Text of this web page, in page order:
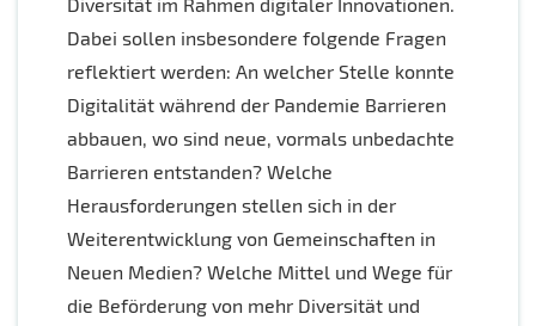
Diversität im Rahmen digitaler Innovationen.
Dabei sollen insbesondere folgende Fragen
reflektiert werden: An welcher Stelle konnte
Digitalität während der Pandemie Barrieren
abbauen, wo sind neue, vormals unbedachte
Barrieren entstanden? Welche
Herausforderungen stellen sich in der
Weiterentwicklung von Gemeinschaften in
Neuen Medien? Welche Mittel und Wege für
die Beförderung von mehr Diversität und